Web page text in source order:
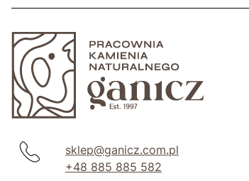
sklep@ganicz.com.pl
+48 885 885 582